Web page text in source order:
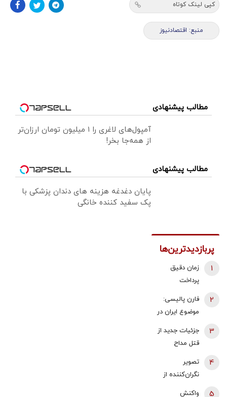
کپی لینک کوتاه
منبع: اقتصادنیوز
مطالب پیشنهادی
آمپول‌های لاغری را ۱ میلیون تومان ارزان‌تر
از همه‌جا بخر!
مطالب پیشنهادی
پایان دغدغه هزینه های دندان پزشکی با
پک سفید کننده خانگی
پربازدیدترین‌ها
زمان دقیق
پرداخت
بازنشستگان
تامین اجتماعی
اعلام شد
1
فارن پالیسی:
موضوع ایران در
آینده اسرائیل
نیست که
به‌تنهایی درباره
آن تصمیم
بگیرد | آیا
2
جزئیات جدید از
قتل مداح
قرار حمیدرضا
رجب‌زاده با یک
دختر بلاگر چه
3
تصویر
نگران‌کننده از
4
واکنش
5